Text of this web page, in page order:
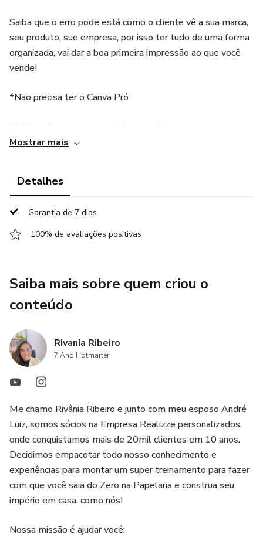
Saiba que o erro pode está como o cliente vê a sua marca,
seu produto, sue empresa, por isso ter tudo de uma forma
organizada, vai dar a boa primeira impressão ao que você
vende!
*Não precisa ter o Canva Pró
Mostrar mais
Detalhes
Garantia de 7 dias
100% de avaliações positivas
Saiba mais sobre quem criou o
conteúdo
Rivania Ribeiro
7 Ano Hotmarter
Me chamo Rivânia Ribeiro e junto com meu esposo André
Luiz, somos sócios na Empresa Realizze personalizados,
onde conquistamos mais de 20mil clientes em 10 anos.
Decidimos empacotar todo nosso conhecimento e
experiências para montar um super treinamento para fazer
com que você saia do Zero na Papelaria e construa seu
império em casa, como nós!
Nossa missão é ajudar você: